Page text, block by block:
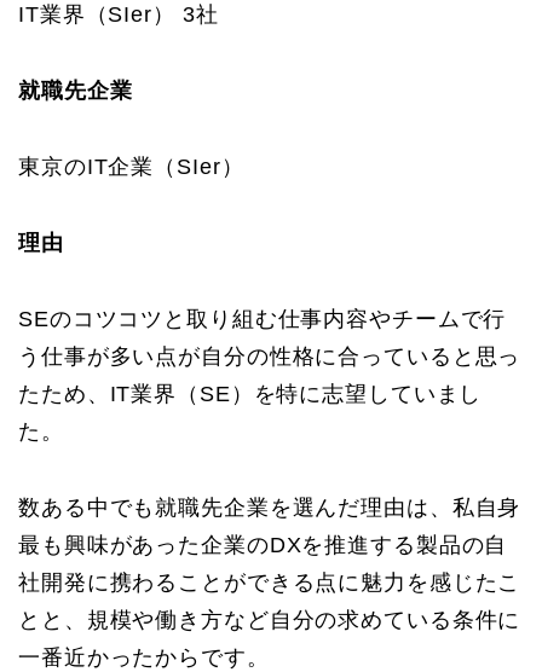
IT業界（SIer） 3社
就職先企業
東京のIT企業（SIer）
理由
SEのコツコツと取り組む仕事内容やチームで行
う仕事が多い点が自分の性格に合っていると思っ
たため、IT業界（SE）を特に志望していまし
た。
数ある中でも就職先企業を選んだ理由は、私自身
最も興味があった企業のDXを推進する製品の自
社開発に携わることができる点に魅力を感じたこ
とと、規模や働き方など自分の求めている条件に
一番近かったからです。